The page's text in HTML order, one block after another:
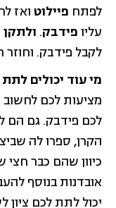
לפתח פיילוט ואז
עליו פידבק. ולתקן
לקבל פידבק. וחוזר
מי עוד יכולים
מציעות לכם לחשוב
לכם פידבק. גם הם
הקרן, ספרו לה
כיוון שהם כבר
אובדנות בנוסף
יכול לתת לכם